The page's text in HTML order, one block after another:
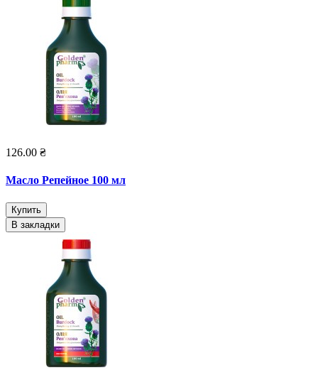
126.00 ₴
Масло Репейное 100 мл
Купить
В закладки